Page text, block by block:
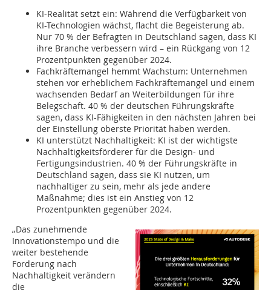
KI-Realität setzt ein: Während die Verfügbarkeit von
KI-Technologien wächst, flacht die Begeisterung ab.
Nur 70 % der Befragten in Deutschland sagen, dass KI
ihre Branche verbessern wird – ein Rückgang von 12
Prozentpunkten gegenüber 2024.
Fachkräftemangel hemmt Wachstum: Unternehmen
stehen vor erheblichem Fachkräftemangel und einem
wachsenden Bedarf an Weiterbildungen für ihre
Belegschaft. 40 % der deutschen Führungskräfte
sagen, dass KI-Fähigkeiten in den nächsten Jahren bei
der Einstellung oberste Priorität haben werden.
KI unterstützt Nachhaltigkeit: KI ist der wichtigste
Nachhaltigkeitsförderer für die Design- und
Fertigungsindustrien. 40 % der Führungskräfte in
Deutschland sagen, dass sie KI nutzen, um
nachhaltiger zu sein, mehr als jede andere
Maßnahme; dies ist ein Anstieg von 12
Prozentpunkten gegenüber 2024.
„Das zunehmende
Innovationstempo und die
weiter bestehende
Forderung nach
Nachhaltigkeit verändern
die